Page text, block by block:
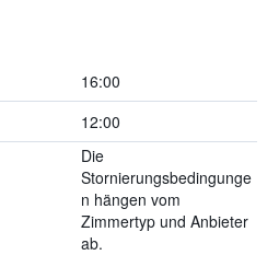
16:00
12:00
Die
Stornierungsbedingunge
n hängen vom
Zimmertyp und Anbieter
ab.